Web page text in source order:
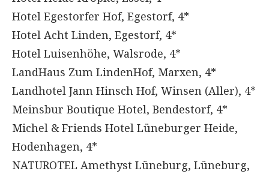
Hotel Egestorfer Hof, Egestorf, 4*
Hotel Acht Linden, Egestorf, 4*
Hotel Luisenhöhe, Walsrode, 4*
LandHaus Zum LindenHof, Marxen, 4*
Landhotel Jann Hinsch Hof, Winsen (Aller), 4*
Meinsbur Boutique Hotel, Bendestorf, 4*
Michel & Friends Hotel Lüneburger Heide,
Hodenhagen, 4*
NATUROTEL Amethyst Lüneburg, Lüneburg,